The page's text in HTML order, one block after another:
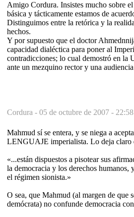
Amigo Cordura. Insistes mucho sobre
básica y tácticamente estamos de
Distinguimos entre la retórica y la
hechos.
Y por supuesto que el doctor
capacidad dialéctica para poner al
contradicciones; lo cual demostró en la
ante un mezquino rector y una
Cordura - 05 de octubre de 2007 - 22:58
Mahmud sí se entera, y se niega a
LENGUAJE imperialista. Lo deja claro
«...están dispuestos a pisotear sus
la democracia y los derechos humanos,
el régimen sionista.»
O sea, que Mahmud (al margen de que
demócrata) no confunde democracia